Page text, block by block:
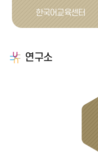
한국어교육센터
연구소